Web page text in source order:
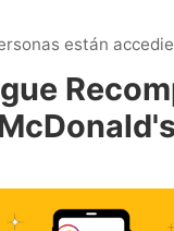
están